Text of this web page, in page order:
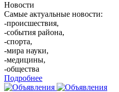
Новости
Самые актуальные новости:
-происшествия,
-события района,
-спорта,
-мира науки,
-медицины,
-общества
Подробнее